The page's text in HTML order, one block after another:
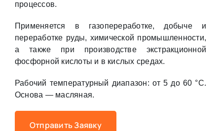
процессов.
Применяется в газопереработке, добыче и
переработке руды, химической промышленности,
а также при производстве экстракционной
фосфорной кислоты и в кислых средах.
Рабочий температурный диапазон: от 5 до 60 °С.
Основа — масляная.
Отправить Заявку